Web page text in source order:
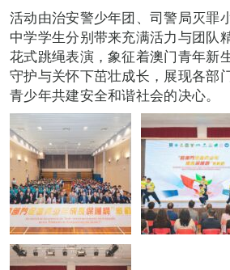
活动由治安警少年团、司警局灭罪
中学学生分别带来充满活力与团队
花式跳绳表演，象征着澳门青年新
守护与关怀下茁壮成长，展现各部
青少年共建安全和谐社会的决心。